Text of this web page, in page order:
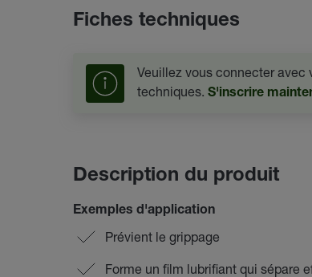
Fiches techniques
Veuillez vous connecter avec
techniques. S'inscrire
Description du produit
Exemples d'application
Prévient le grippage
Forme un film lubrifiant qui sépare